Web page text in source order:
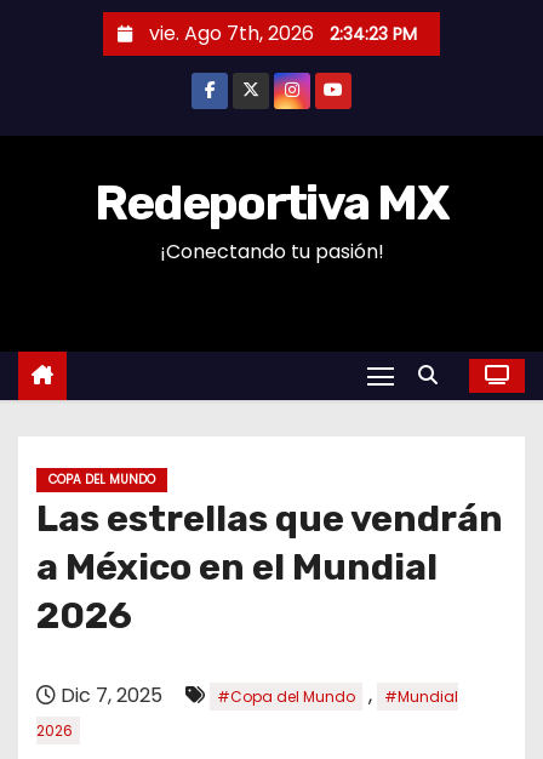
n
vie. Ago 7th, 2026 2:34:23 PM
Redeportiva MX
¡Conectando tu pasión!
COPA DEL MUNDO
Las estrellas que vendrán
a México en el Mundial
2026
Dic 7, 2025 #Copa del Mundo ,
#Mundial
2026